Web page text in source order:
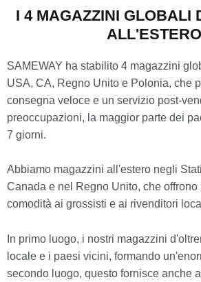
I 4 MAGAZZINI GLOBALI
ALL'ESTERO
SAMEWAY ha stabilito 4 magazzini
USA, CA, Regno Unito e Polonia, che
consegna veloce e un servizio post-
preoccupazioni, la maggior parte dei
7 giorni.
Abbiamo magazzini all'estero negli
Canada e nel Regno Unito, che offrono
comodità ai grossisti e ai rivenditori
In primo luogo, i nostri magazzini
locale e i paesi vicini, formando
secondo luogo, questo fornisce anche